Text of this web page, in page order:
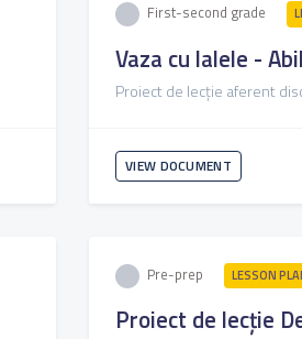
First-second grade
Vaza cu lalele -
Proiect de lecție aferent
VIEW DOCUMENT
Pre-prep LESSON
Proiect de lecție